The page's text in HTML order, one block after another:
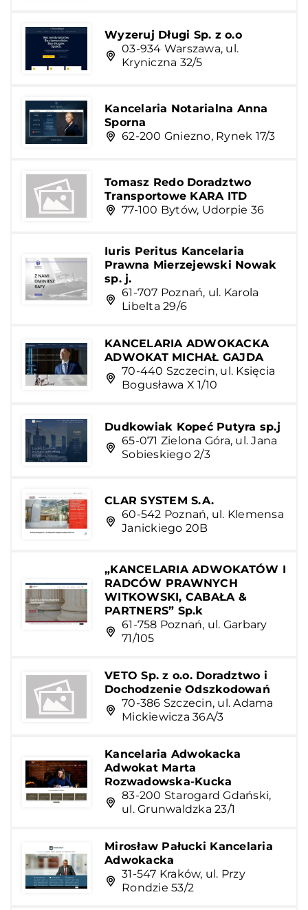
Wyzeruj Długi Sp. z o.o
03-934 Warszawa, ul.
Kryniczna 32/5
Kancelaria Notarialna Anna
Sporna
62-200 Gniezno, Rynek 17/3
Tomasz Redo Doradztwo
Transportowe KARA ITD
77-100 Bytów, Udorpie 36
Iuris Peritus Kancelaria
Prawna Mierzejewski Nowak
sp. j.
61-707 Poznań, ul. Karola
Libelta 29/6
KANCELARIA ADWOKACKA
ADWOKAT MICHAŁ GAJDA
70-440 Szczecin, ul. Księcia
Bogusława X 1/10
Dudkowiak Kopeć Putyra sp.j
65-071 Zielona Góra, ul. Jana
Sobieskiego 2/3
CLAR SYSTEM S.A.
60-542 Poznań, ul. Klemensa
Janickiego 20B
„KANCELARIA ADWOKATÓW I
RADCÓW PRAWNYCH
WITKOWSKI, CABAŁA &
PARTNERS” Sp.k
61-758 Poznań, ul. Garbary
71/105
VETO Sp. z o.o. Doradztwo i
Dochodzenie Odszkodowań
70-386 Szczecin, ul. Adama
Mickiewicza 36A/3
Kancelaria Adwokacka
Adwokat Marta
Rozwadowska-Kucka
83-200 Starogard Gdański,
ul. Grunwaldzka 23/1
Mirosław Pałucki Kancelaria
Adwokacka
31-547 Kraków, ul. Przy
Rondzie 53/2